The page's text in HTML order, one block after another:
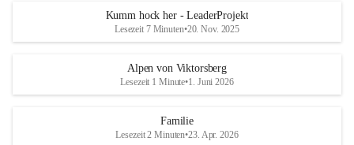
Kumm hock her - LeaderProjekt
Lesezeit 7 Minuten•20. Nov. 2025
Alpen von Viktorsberg
Lesezeit 1 Minute•1. Juni 2026
Familie
Lesezeit 2 Minuten•23. Apr. 2026